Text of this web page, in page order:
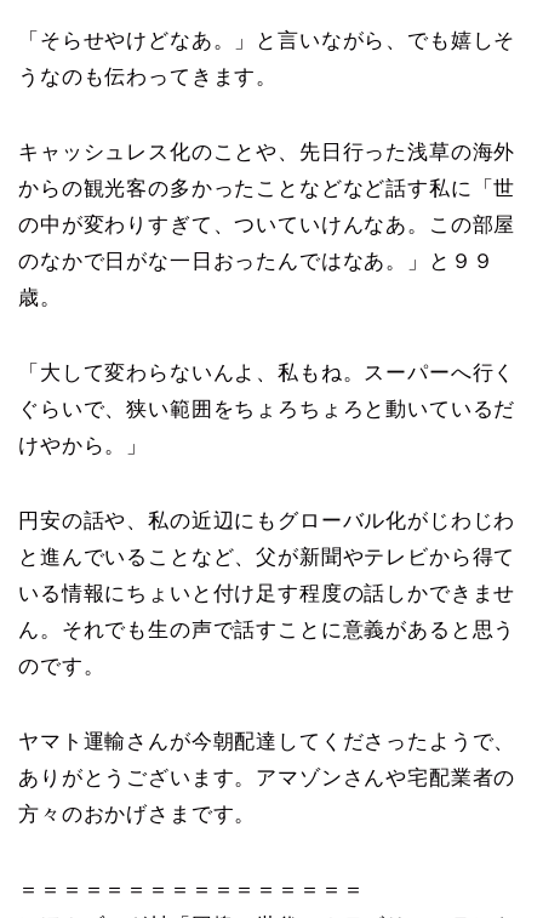
「そらせやけどなあ。」と言いながら、でも嬉しそ
うなのも伝わってきます。
キャッシュレス化のことや、先日行った浅草の海外
からの観光客の多かったことなどなど話す私に「世
の中が変わりすぎて、ついていけんなあ。この部屋
のなかで日がな一日おったんではなあ。」と９９
歳。
「大して変わらないんよ、私もね。スーパーへ行く
ぐらいで、狭い範囲をちょろちょろと動いているだ
けやから。」
円安の話や、私の近辺にもグローバル化がじわじわ
と進んでいることなど、父が新聞やテレビから得て
いる情報にちょいと付け足す程度の話しかできませ
ん。それでも生の声で話すことに意義があると思う
のです。
ヤマト運輸さんが今朝配達してくださったようで、
ありがとうございます。アマゾンさんや宅配業者の
方々のおかげさまです。
＝＝＝＝＝＝＝＝＝＝＝＝＝＝＝＝